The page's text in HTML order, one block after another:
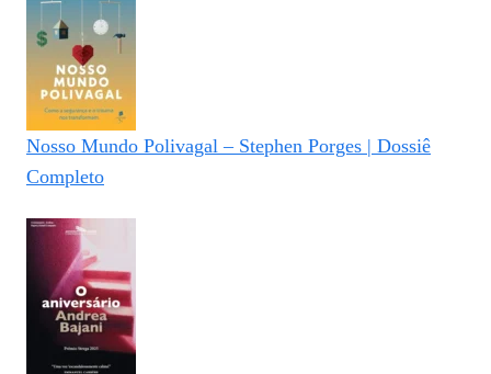
Nosso Mundo Polivagal – Stephen Porges | Dossiê
Completo